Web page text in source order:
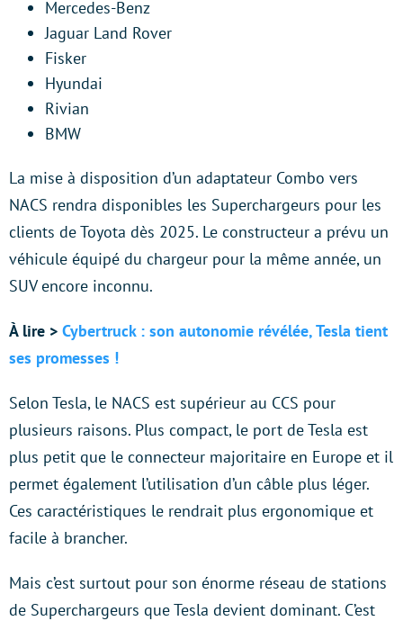
Mercedes-Benz
Jaguar Land Rover
Fisker
Hyundai
Rivian
BMW
La mise à disposition d’un adaptateur Combo vers
NACS rendra disponibles les Superchargeurs pour les
clients de Toyota dès 2025. Le constructeur a prévu un
véhicule équipé du chargeur pour la même année, un
SUV encore inconnu.
À lire > Cybertruck : son autonomie révélée, Tesla tient
ses promesses !
Selon Tesla, le NACS est supérieur au CCS pour
plusieurs raisons. Plus compact, le port de Tesla est
plus petit que le connecteur majoritaire en Europe et il
permet également l’utilisation d’un câble plus léger.
Ces caractéristiques le rendrait plus ergonomique et
facile à brancher.
Mais c’est surtout pour son énorme réseau de stations
de Superchargeurs que Tesla devient dominant. C’est